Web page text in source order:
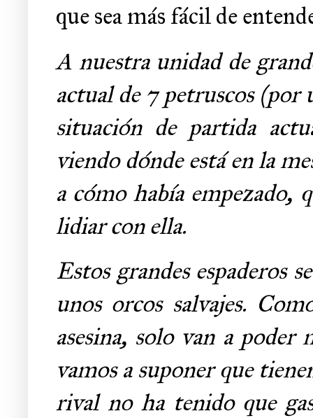
que sea más fácil de
A nuestra unidad de
actual de 7 petruscos (por
situación de partida
viendo dónde está en la
a cómo había empezado,
lidiar con ella.
Estos grandes espaderos
unos orcos salvajes.
asesina, solo van a poder
vamos a suponer que
rival no ha tenido que